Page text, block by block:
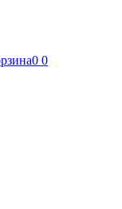
0 0